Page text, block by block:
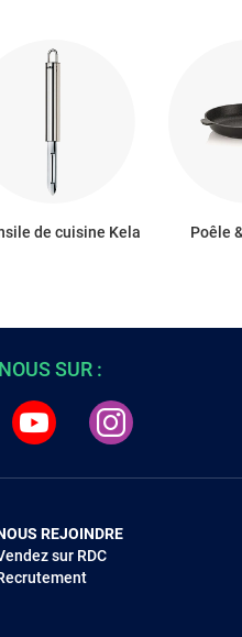
de cuisine Kela Poêle
SUR :
REJOINDRE
sur RDC